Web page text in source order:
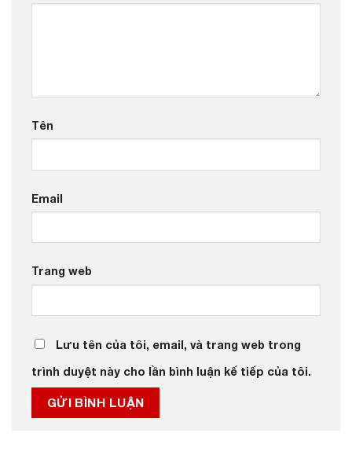
Tên
Email
Trang web
Lưu tên của tôi, email, và trang web trong
trình duyệt này cho lần bình luận kế tiếp của tôi.